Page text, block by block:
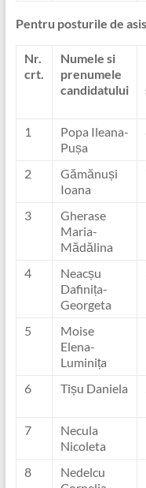
Pentru posturile de
Nr.
crt.
Numele si
prenumele
candidatului
1
Popa Ileana-
Pușa
2
Gămănuși
Ioana
3
Gherase
Maria-
Mădălina
4
Neacșu
Dafinița-
Georgeta
5
Moise
Elena-
Luminița
6 Tișu Daniela
7
Necula
Nicoleta
8
Nedelcu